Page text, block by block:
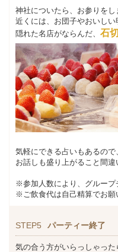
神社についたら、お参りをし
近くには、お団子やおいしい
隠れた名店がならんだ、 石
気軽にできる占いもあるので
お話しも盛り上がること間違
※参加人数により、グループ
※ご飲食代は自己精算でお願
STEP5 パーティー終了
気の合う方がいらっしゃった